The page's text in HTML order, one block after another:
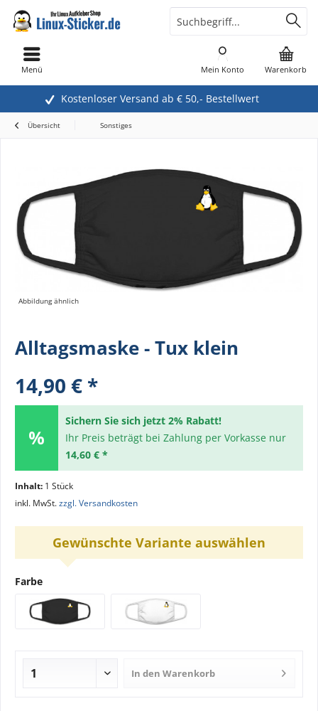
Kostenloser Versand ab € 50,- Bestellwert
Warenkorb
Mein Konto
Menü
Übersicht Sonstiges
Abbildung ähnlich
Alltagsmaske - Tux klein
14,90 € *
Sichern Sie sich jetzt 2% Rabatt!
Ihr Preis beträgt bei Zahlung per Vorkasse nur
14,60 € *
Inhalt: 1 Stück
inkl. MwSt.zzgl. Versandkosten
Gewünschte Variante auswählen
Farbe
In den Warenkorb